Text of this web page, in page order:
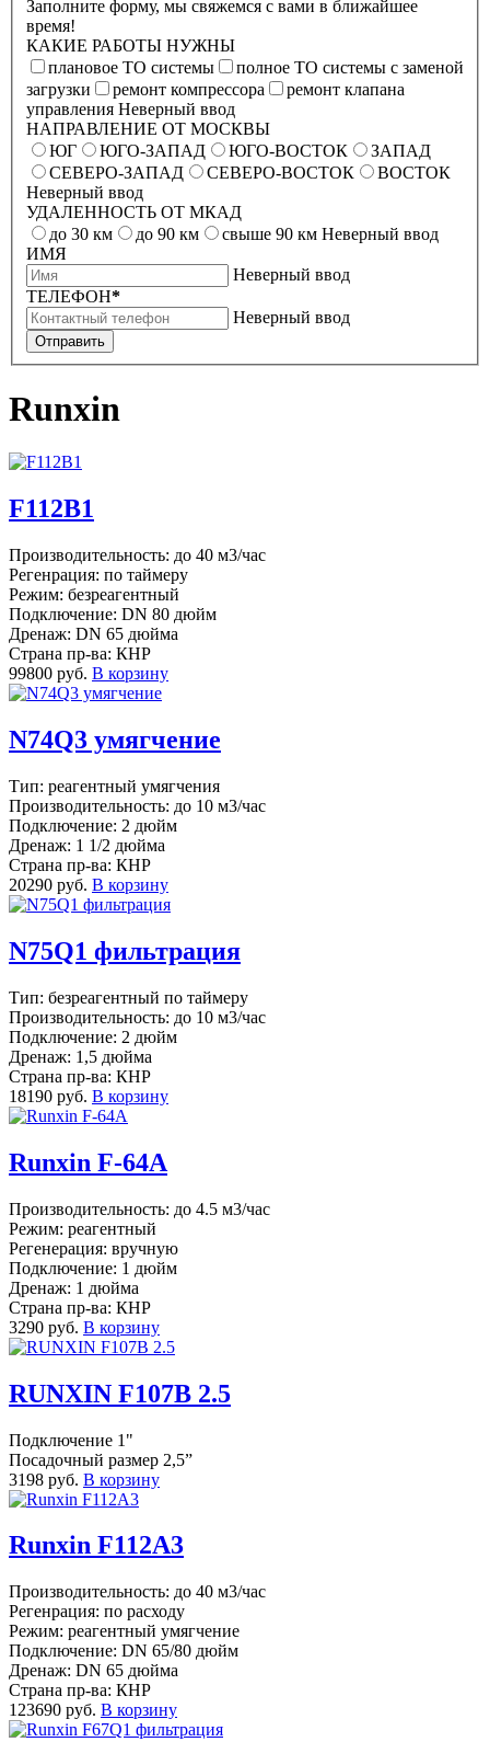
Заполните форму, мы свяжемся с вами в ближайшее
время!
КАКИЕ РАБОТЫ НУЖНЫ
плановое ТО системы
полное ТО системы с заменой
загрузки
ремонт компрессора
ремонт клапана
управления Неверный ввод
НАПРАВЛЕНИЕ ОТ МОСКВЫ
ЮГ
ЮГО-ЗАПАД ЮГО-ВОСТОК
ЗАПАД
СЕВЕРО-ЗАПАД
СЕВЕРО-ВОСТОК
ВОСТОК
Неверный ввод
УДАЛЕННОСТЬ ОТ МКАД
до 30 км
до 90 км свыше 90 км Неверный ввод
ИМЯ
Неверный ввод
ТЕЛЕФОН*
Неверный ввод
Отправить
Runxin
F112B1
Производительность: до 40 м3/час
Регенрация: по таймеру
Режим: безреагентный
Подключение: DN 80 дюйм
Дренаж: DN 65 дюйма
Страна пр-ва: КНР
99800 руб. В корзину
N74Q3 умягчение
Тип: реагентный умягчения
Производительность: до 10 м3/час
Подключение: 2 дюйм
Дренаж: 1 1/2 дюйма
Страна пр-ва: КНР
20290 руб. В корзину
N75Q1 фильтрация
Тип: безреагентный по таймеру
Производительность: до 10 м3/час
Подключение: 2 дюйм
Дренаж: 1,5 дюйма
Страна пр-ва: КНР
18190 руб. В корзину
Runxin F-64A
Производительность: до 4.5 м3/час
Режим: реагентный
Регенерация: вручную
Подключение: 1 дюйм
Дренаж: 1 дюйма
Страна пр-ва: КНР
3290 руб. В корзину
RUNXIN F107B 2.5
Подключение 1"
Посадочный размер 2,5”
3198 руб. В корзину
Runxin F112A3
Производительность: до 40 м3/час
Регенрация: по расходу
Режим: реагентный умягчение
Подключение: DN 65/80 дюйм
Дренаж: DN 65 дюйма
Страна пр-ва: КНР
123690 руб. В корзину